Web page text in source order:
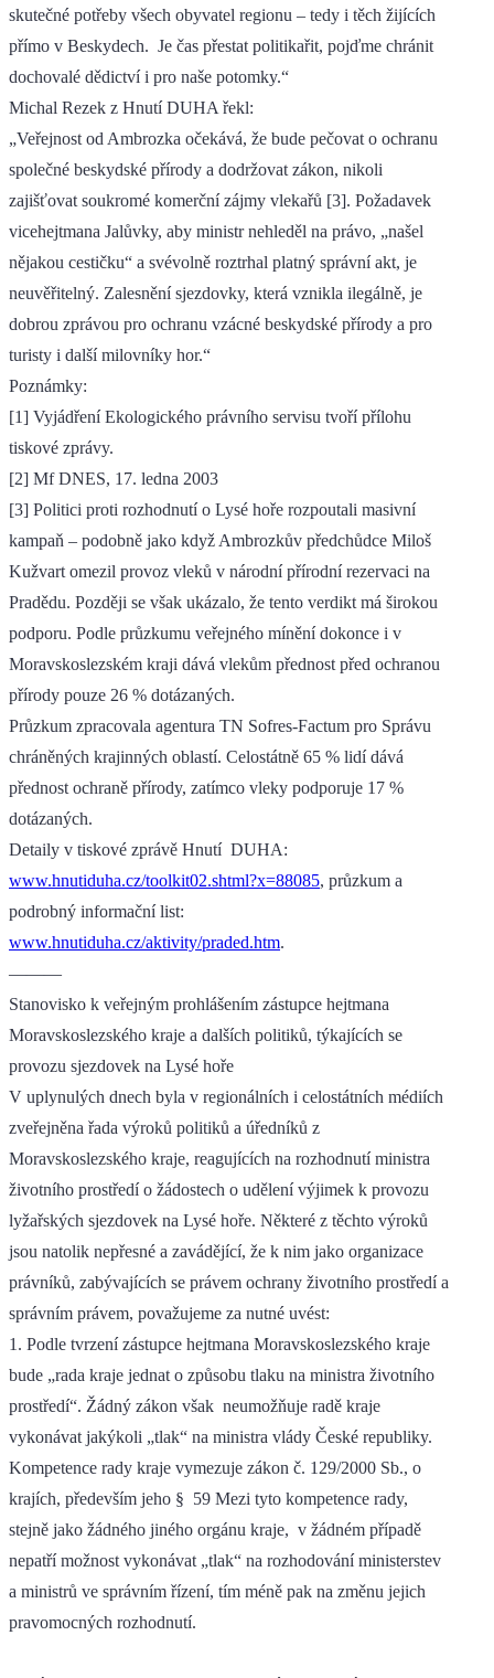
skutečné potřeby všech obyvatel regionu – tedy i těch žijících
přímo v Beskydech. Je čas přestat politikařit, pojďme chránit
dochovalé dědictví i pro naše potomky.“
Michal Rezek z Hnutí DUHA řekl:
„Veřejnost od Ambrozka očekává, že bude pečovat o ochranu
společné beskydské přírody a dodržovat zákon, nikoli
zajišťovat soukromé komerční zájmy vlekařů [3]. Požadavek
vicehejtmana Jalůvky, aby ministr nehleděl na právo, „našel
nějakou cestičku“ a svévolně roztrhal platný správní akt, je
neuvěřitelný. Zalesnění sjezdovky, která vznikla ilegálně, je
dobrou zprávou pro ochranu vzácné beskydské přírody a pro
turisty i další milovníky hor.“
Poznámky:
[1] Vyjádření Ekologického právního servisu tvoří přílohu
tiskové zprávy.
[2] Mf DNES, 17. ledna 2003
[3] Politici proti rozhodnutí o Lysé hoře rozpoutali masivní
kampaň – podobně jako když Ambrozkův předchůdce Miloš
Kužvart omezil provoz vleků v národní přírodní rezervaci na
Pradědu. Později se však ukázalo, že tento verdikt má širokou
podporu. Podle průzkumu veřejného mínění dokonce i v
Moravskoslezském kraji dává vlekům přednost před ochranou
přírody pouze 26 % dotázaných.
Průzkum zpracovala agentura TN Sofres-Factum pro Správu
chráněných krajinných oblastí. Celostátně 65 % lidí dává
přednost ochraně přírody, zatímco vleky podporuje 17 %
dotázaných.
Detaily v tiskové zprávě Hnutí DUHA:
www.hnutiduha.cz/toolkit02.shtml?x=88085, průzkum a
podrobný informační list:
www.hnutiduha.cz/aktivity/praded.htm.
———
Stanovisko k veřejným prohlášením zástupce hejtmana
Moravskoslezského kraje a dalších politiků, týkajících se
provozu sjezdovek na Lysé hoře
V uplynulých dnech byla v regionálních i celostátních médiích
zveřejněna řada výroků politiků a úředníků z
Moravskoslezského kraje, reagujících na rozhodnutí ministra
životního prostředí o žádostech o udělení výjimek k provozu
lyžařských sjezdovek na Lysé hoře. Některé z těchto výroků
jsou natolik nepřesné a zavádějící, že k nim jako organizace
právníků, zabývajících se právem ochrany životního prostředí a
správním právem, považujeme za nutné uvést:
1. Podle tvrzení zástupce hejtmana Moravskoslezského kraje
bude „rada kraje jednat o způsobu tlaku na ministra životního
prostředí“. Žádný zákon však neumožňuje radě kraje
vykonávat jakýkoli „tlak“ na ministra vlády České republiky.
Kompetence rady kraje vymezuje zákon č. 129/2000 Sb., o
krajích, především jeho § 59 Mezi tyto kompetence rady,
stejně jako žádného jiného orgánu kraje, v žádném případě
nepatří možnost vykonávat „tlak“ na rozhodování ministerstev
a ministrů ve správním řízení, tím méně pak na změnu jejich
pravomocných rozhodnutí.